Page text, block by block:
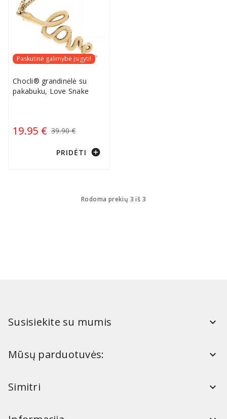
Paskutinė galimybė įsigyti!
Chocli® grandinėlė su
pakabuku, Love Snake
19.95 € 39.90 €
PRIDĖTI add_circle
Rodoma prekių 3 iš 3
Susisiekite su mumis
Mūsų parduotuvės:
Simitri